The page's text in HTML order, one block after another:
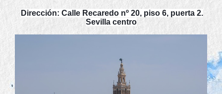
Dirección: Calle Recaredo nº 20, piso 6, puerta 2.
Sevilla centro